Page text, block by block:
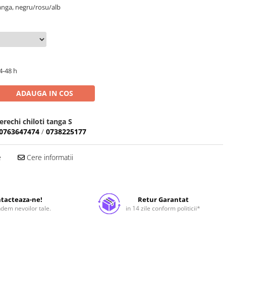
negru/rosu/alb
48 h
ADAUGA IN COS
chiloti tanga S
/ 0738225177
Cere informatii
ne!
nevoilor tale.
Retur Garantat
in 14 zile conform politicii*